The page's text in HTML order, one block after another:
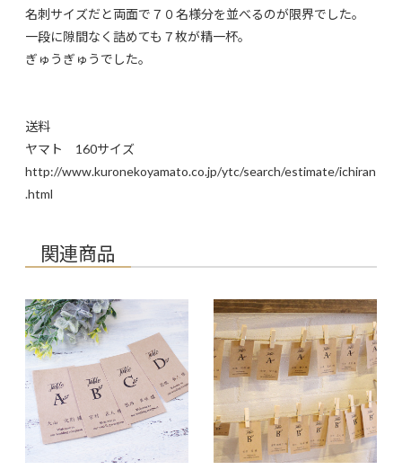
名刺サイズだと両面で７０名様分を並べるのが限界でした。
一段に隙間なく詰めても７枚が精一杯。
ぎゅうぎゅうでした。
送料
ヤマト 160サイズ
http://www.kuronekoyamato.co.jp/ytc/search/estimate/ichiran
.html
関連商品